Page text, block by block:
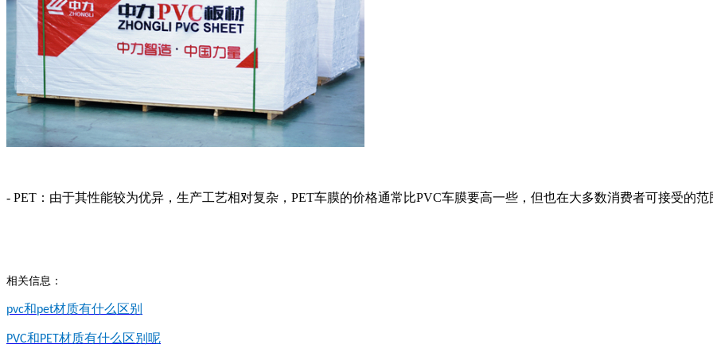
- PET：由于其性能较为优异，生产工艺相对复杂，PET车膜的价格通常比PVC车膜要高一些，但也在大多数消费者可接受的范
相关信息：
pvc和pet材质有什么区别
PVC和PET材质有什么区别呢